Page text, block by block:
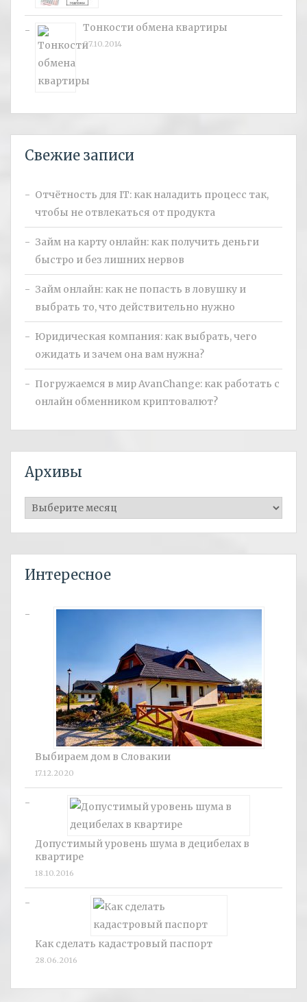
Тонкости обмена квартиры
07.10.2014
Свежие записи
Отчётность для IT: как наладить процесс так,
чтобы не отвлекаться от продукта
Займ на карту онлайн: как получить деньги
быстро и без лишних нервов
Займ онлайн: как не попасть в ловушку и
выбрать то, что действительно нужно
Юридическая компания: как выбрать, чего
ожидать и зачем она вам нужна?
Погружаемся в мир AvanChange: как работать с
онлайн обменником криптовалют?
Архивы
Архивы
Интересное
Выбираем дом в Словакии
17.12.2020
Допустимый уровень шума в децибелах в
квартире
18.10.2016
Как сделать кадастровый паспорт
28.06.2016